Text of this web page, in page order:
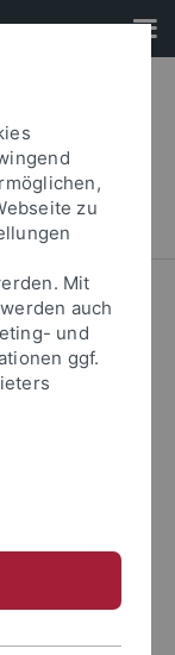
2022
zu
Mit
auch
und
ggf.